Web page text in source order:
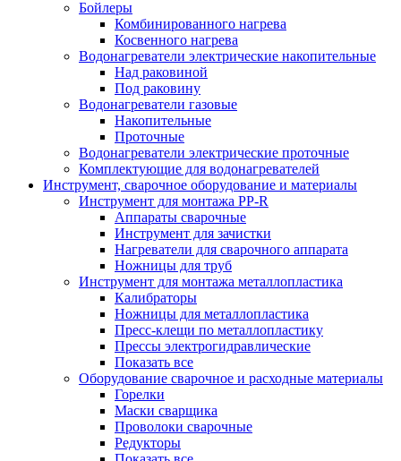
Бойлеры
Комбинированного нагрева
Косвенного нагрева
Водонагреватели электрические накопительные
Над раковиной
Под раковину
Водонагреватели газовые
Накопительные
Проточные
Водонагреватели электрические проточные
Комплектующие для водонагревателей
Инструмент, сварочное оборудование и материалы
Инструмент для монтажа PP-R
Аппараты сварочные
Инструмент для зачистки
Нагреватели для сварочного аппарата
Ножницы для труб
Инструмент для монтажа металлопластика
Калибраторы
Ножницы для металлопластика
Пресс-клещи по металлопластику
Прессы электрогидравлические
Показать все
Оборудование сварочное и расходные материалы
Горелки
Маски сварщика
Проволоки сварочные
Редукторы